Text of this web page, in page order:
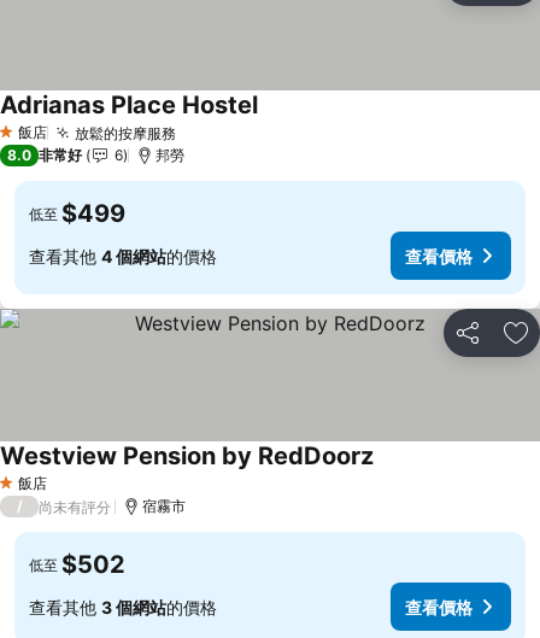
1 星級
飯店 放鬆的按摩服務
Adrianas Place Hostel查看價格
8.0 非常好 6 邦勞
低至 $499
查看其他 4 個網站的價格 查看價格
分享 加
1 星級
飯店
Westview Pension by RedDoorz查看價格
/ 尚未有評分 宿霧市
低至 $502
查看其他 3 個網站的價格 查看價格